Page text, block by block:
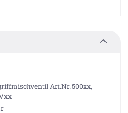
Art.Nr. 500xx,